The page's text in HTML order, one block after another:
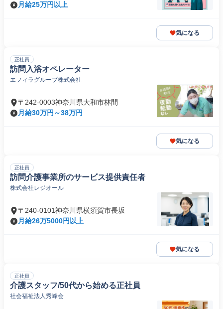
月給25万円以上
気になる
正社員
訪問入浴オペレーター
エフィラグループ株式会社
〒242-0003神奈川県大和市林間
月給30万円～38万円
気になる
正社員
訪問介護事業所のサービス提供責任者
株式会社レジオール
〒240-0101神奈川県横須賀市長坂
月給26万5000円以上
気になる
正社員
介護スタッフ/50代から始める正社員
社会福祉法人秀峰会